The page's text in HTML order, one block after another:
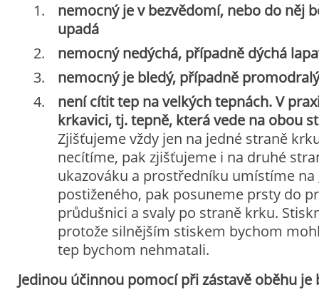
nemocný je v bezvědomí, nebo do něj
upadá
nemocný nedýchá, případně dýchá
nemocný je bledý, případně promodralý
není cítit tep na velkých tepnách. V
krkavici, tj. tepně, která vede na obou
Zjišťujeme vždy jen na jedné straně
necítíme, pak zjišťujeme i na druhé
ukazováku a prostředníku umístíme na
postiženého, pak posuneme prsty do
průdušnici a svaly po straně krku.
protože silnějším stiskem bychom
tep bychom nehmatali.
Jedinou účinnou pomocí při zástavě oběhu je